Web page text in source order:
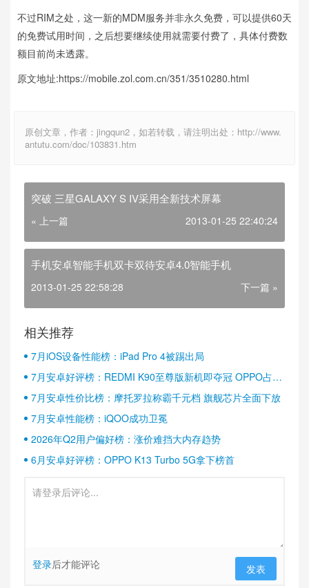
不过RIM之处，这一新的MDM服务并非永久免费，可以提供60天
的免费试用时间，之后想要继续使用就需要付费了，具体付费数
额目前尚未透露。
原文地址:https://mobile.zol.com.cn/351/3510280.html
原创文章，作者：jingqun2，如若转载，请注明出处：http://www.
antutu.com/doc/103831.htm
突破 三星GALAXY S IV采用全新技术屏幕
« 上一篇 2013-01-25 22:40:24
手机安卓智能手机双卡双待安卓4.0智能手机
2013-01-25 22:58:28 下一篇 »
相关推荐
7月iOS设备性能榜：iPad Pro 4被踢出局
7月安卓好评榜：REDMI K90至尊版新机即夺冠 OPPO占据
半壁江山
7月安卓性价比榜：摩托罗拉称霸千元档 旗舰芯片全面下放
7月安卓性能榜：iQOO成功卫冕
2026年Q2用户偏好榜：涨价难挡大内存趋势
6月安卓好评榜：OPPO K13 Turbo 5G拿下榜首
登录后才能评论 发表